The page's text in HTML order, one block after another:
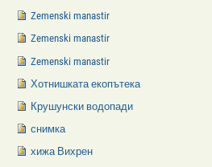
Zemenski manastir
Zemenski manastir
Zemenski manastir
Хотнишката екопътека
Крушунски водопади
снимка
хижа Вихрен